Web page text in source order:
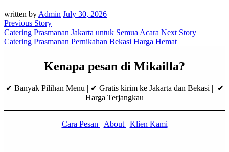
written by Admin July 30, 2026
Previous Story
Catering Prasmanan Jakarta untuk Semua Acara Next Story
Catering Prasmanan Pernikahan Bekasi Harga Hemat
Kenapa pesan di Mikailla?
✔ Banyak Pilihan Menu | ✔ Gratis kirim ke Jakarta dan Bekasi | ✔
Harga Terjangkau
Cara Pesan | About | Klien Kami